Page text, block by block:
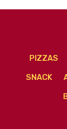
PIZZAS
SNACK